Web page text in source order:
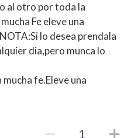
al otro por toda la
Fe eleve una
lo desea prendala
dia,pero munca lo
fe.Eleve una